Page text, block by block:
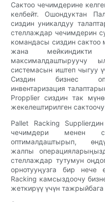
Сактоо чечимдерине
келбейт. Ошондуктан
сиздин уникалдуу
стеллаждар чечимдерин
командасы сиздин
жана мейкиндикти
максималдаштыруучу
системасын иштеп чыгуу
Сиздин бизнес
инвентаризация
Propplier сиздин так
жекелештирилген
Pallet Racking
чечимдери менен
оптималдаштырып,
жалпы
стеллаждар тутумун
орнотууңузга бир нече
Racking камсыздоочу
жеткирүү үчүн